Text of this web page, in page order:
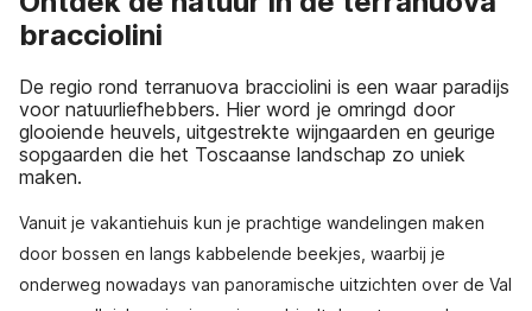
bracciolini
De regio rond terranuova bracciolini is een waar paradijs
voor natuurliefhebbers. Hier word je omringd door
glooiende heuvels, uitgestrekte wijngaarden en geurige
sopgaarden die het Toscaanse landschap zo uniek
maken.
Vanuit je vakantiehuis kun je prachtige wandelingen maken
door bossen en langs kabbelende beekjes, waarbij je
onderweg nowadays van panoramische uitzichten over de Val